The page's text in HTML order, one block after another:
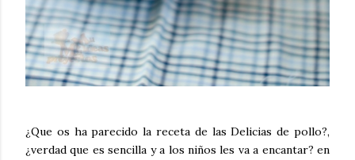
¿Que os ha parecido la receta de las Delicias de pollo?,
¿verdad que es sencilla y a los niños les va a encantar? en